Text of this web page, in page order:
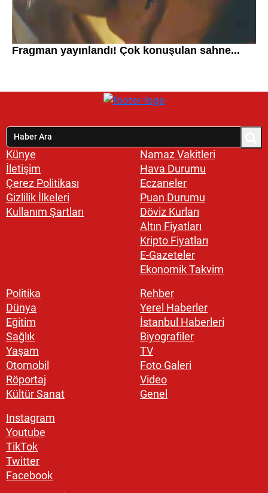
Künye
İletişim
Çerez Politikası
Gizlilik İlkeleri
Kullanım Şartları
Namaz Vakitleri
Hava Durumu
Eczaneler
Puan Durumu
Döviz Kurları
Altın Fiyatları
Kripto Fiyatları
E-Gazeteler
Ekonomik Takvim
Politika
Dünya
Eğitim
Sağlık
Yaşam
Otomobil
Röportaj
Kültür Sanat
Rehber
Yerel Haberler
İstanbul Haberleri
Biyografiler
TV
Foto Galeri
Video
Genel
Instagram
Youtube
TikTok
Twitter
Facebook